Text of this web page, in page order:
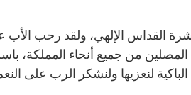
القداس الإلهي، ولقد رحب
المصلين من جميع أنحاء المملكة،